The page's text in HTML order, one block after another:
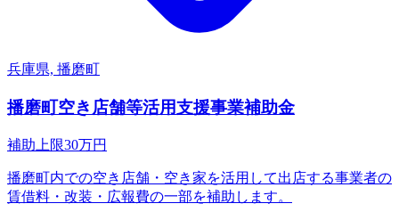
兵庫県, 播磨町
播磨町空き店舗等活用支援事業補助金
補助上限30万円
播磨町内での空き店舗・空き家を活用して出店する事業者の
賃借料・改装・広報費の一部を補助します。